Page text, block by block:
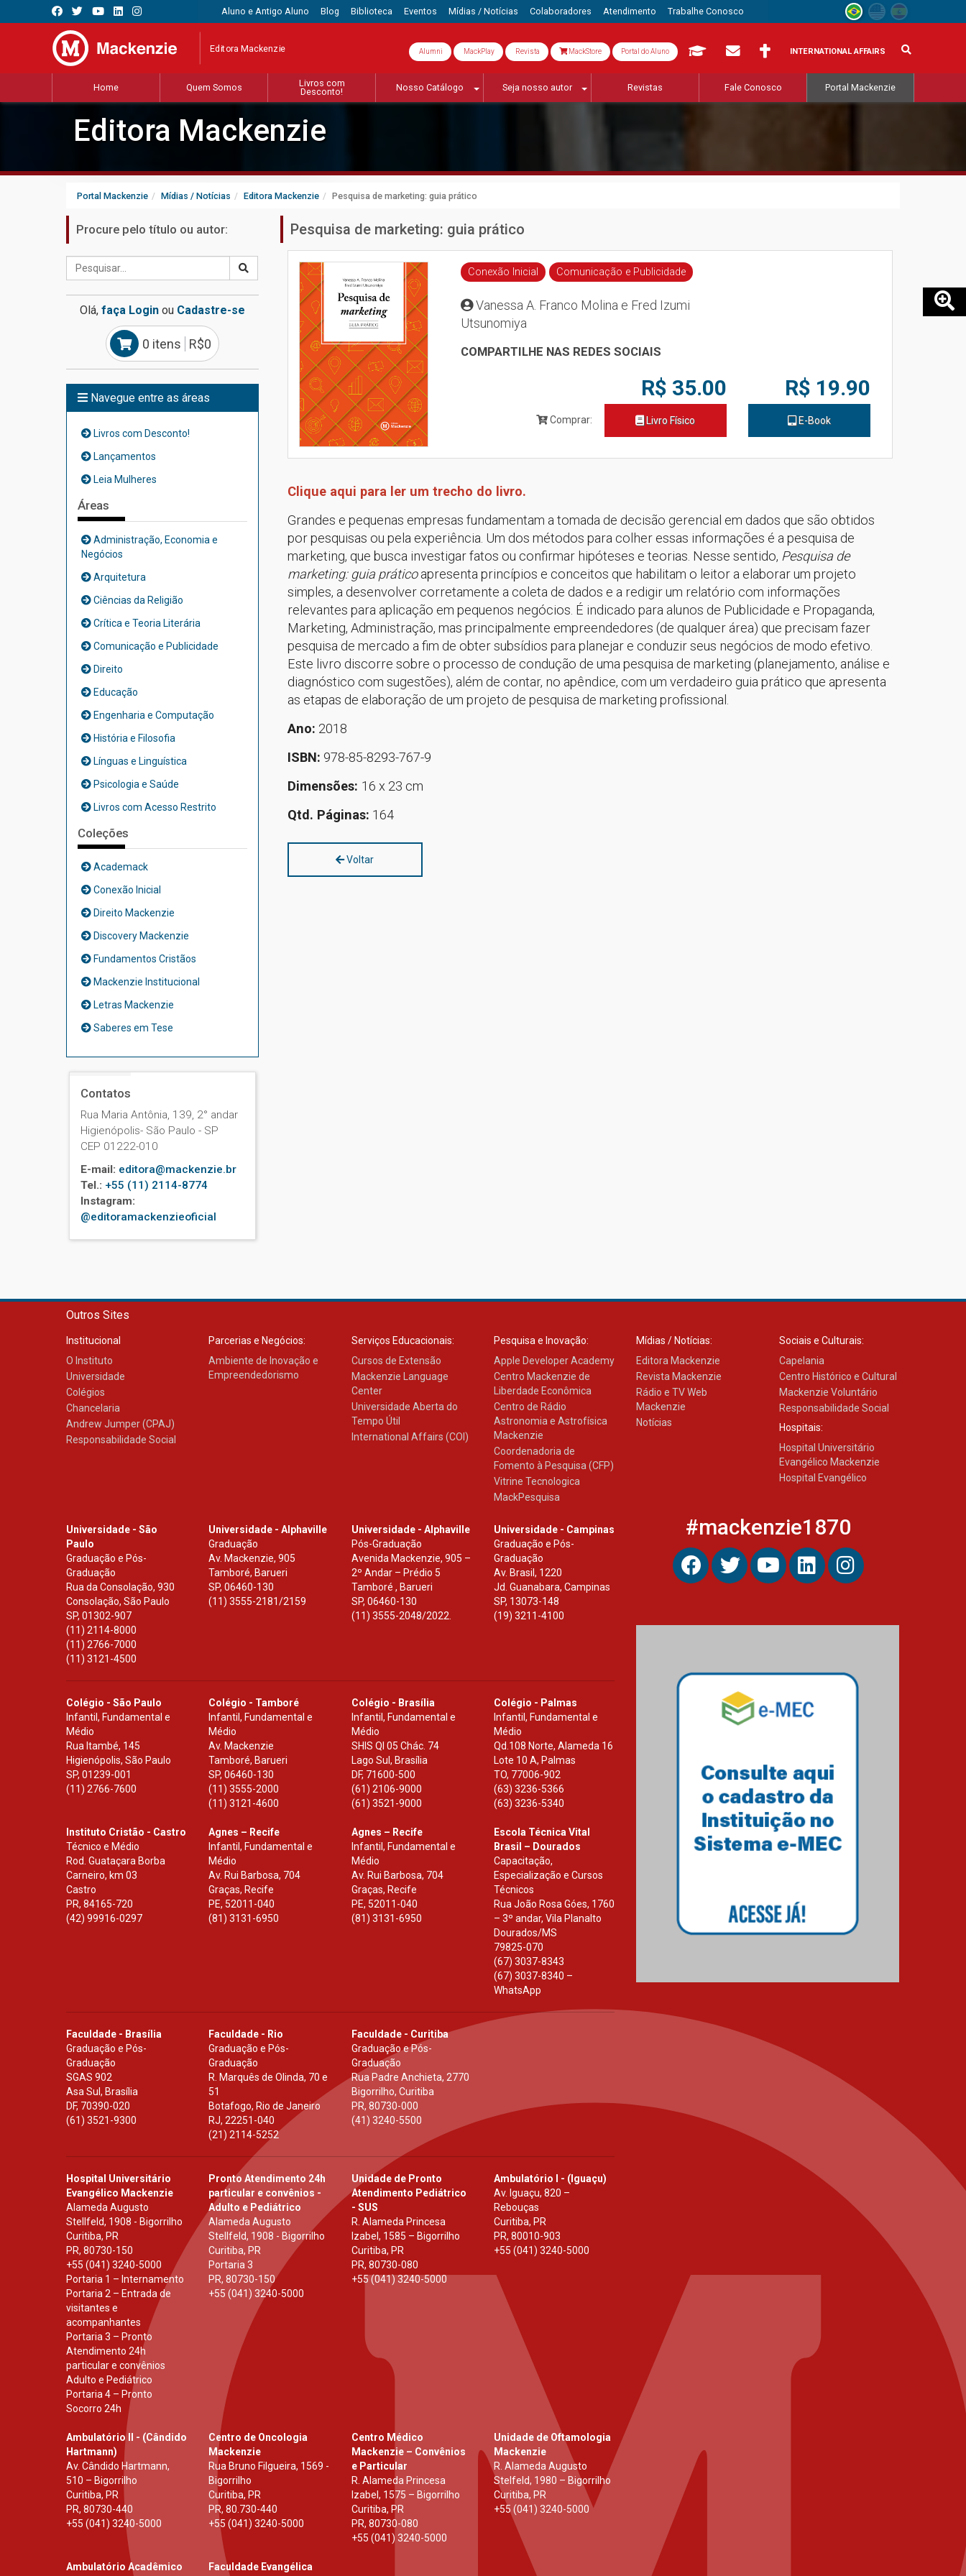
Aluno e Antigo Aluno Blog Biblioteca Eventos Mídias / Notícias Colaboradores Atendimento Trabalhe Conosco
Editora Mackenzie Alumni MackPlay Revista MackStore Portal do Aluno INTERNATIONAL AFFAIRS
Home Quem Somos
Livros com
Desconto!
Nosso Catálogo Seja nosso autor Revistas Fale Conosco Portal Mackenzie
Editora Mackenzie
Portal Mackenzie Mídias / Notícias Editora Mackenzie Pesquisa de marketing: guia prático
Procure pelo título ou autor:
Olá, faça Loginou Cadastre-se
0 itens R$0
Navegue entre as áreas
Livros com Desconto!
Lançamentos
Leia Mulheres
Áreas
Administração, Economia e
Negócios
Arquitetura
Ciências da Religião
Crítica e Teoria Literária
Comunicação e Publicidade
Direito
Educação
Engenharia e Computação
História e Filosofia
Línguas e Linguística
Psicologia e Saúde
Livros com Acesso Restrito
Coleções
Academack
Conexão Inicial
Direito Mackenzie
Discovery Mackenzie
Fundamentos Cristãos
Mackenzie Institucional
Letras Mackenzie
Saberes em Tese
Contatos
Rua Maria Antônia, 139, 2° andar
Higienópolis- São Paulo - SP
CEP 01222-010
E-mail: editora@mackenzie.br
Tel.: +55 (11) 2114-8774
Instagram:
@editoramackenzieoficial
Pesquisa de marketing: guia prático
Conexão Inicial Comunicação e Publicidade
Vanessa A. Franco Molina e Fred Izumi
Utsunomiya
COMPARTILHE NAS REDES SOCIAIS
Comprar:
R$ 35.00
Livro Físico
R$ 19.90
E-Book
Clique aqui para ler um trecho do livro.
Grandes e pequenas empresas fundamentam a tomada de decisão gerencial em dados que são obtidos
por pesquisas ou pela experiência. Um dos métodos para colher essas informações é a pesquisa de
marketing, que busca investigar fatos ou confirmar hipóteses e teorias. Nesse sentido, Pesquisa de
marketing: guia práticoapresenta princípios e conceitos que habilitam o leitor a elaborar um projeto
simples, a desenvolver corretamente a coleta de dados e a redigir um relatório com informações
relevantes para aplicação em pequenos negócios. É indicado para alunos de Publicidade e Propaganda,
Marketing, Administração, mas principalmente empreendedores (de qualquer área) que precisam fazer
pesquisa de mercado a fim de obter subsídios para planejar e conduzir seus negócios de modo efetivo.
Este livro discorre sobre o processo de condução de uma pesquisa de marketing (planejamento, análise e
diagnóstico com sugestões), além de contar, no apêndice, com um verdadeiro guia prático que apresenta
as etapas de elaboração de um projeto de pesquisa de marketing profissional.
Ano: 2018
ISBN: 978-85-8293-767-9
Dimensões: 16 x 23 cm
Qtd. Páginas: 164
Voltar
Outros Sites
Institucional
O Instituto
Universidade
Colégios
Chancelaria
Andrew Jumper (CPAJ)
Responsabilidade Social
Parcerias e Negócios:
Ambiente de Inovação e
Empreendedorismo
Serviços Educacionais:
Cursos de Extensão
Mackenzie Language
Center
Universidade Aberta do
Tempo Útil
International Affairs (COI)
Pesquisa e Inovação:
Apple Developer Academy
Centro Mackenzie de
Liberdade Econômica
Centro de Rádio
Astronomia e Astrofísica
Mackenzie
Coordenadoria de
Fomento à Pesquisa (CFP)
Vitrine Tecnologica
MackPesquisa
Mídias / Notícias:
Editora Mackenzie
Revista Mackenzie
Rádio e TV Web
Mackenzie
Notícias
Sociais e Culturais:
Capelania
Centro Histórico e Cultural
Mackenzie Voluntário
Responsabilidade Social
Hospitais:
Hospital Universitário
Evangélico Mackenzie
Hospital Evangélico
Universidade - São
Paulo
Graduação e Pós-
Graduação
Rua da Consolação, 930
Consolação, São Paulo
SP, 01302-907
(11) 2114-8000
(11) 2766-7000
(11) 3121-4500
Universidade - Alphaville
Graduação
Av. Mackenzie, 905
Tamboré, Barueri
SP,06460-130
(11) 3555-2181/2159
Universidade - Alphaville
Pós-Graduação
Avenida Mackenzie, 905 –
2º Andar – Prédio 5
Tamboré , Barueri
SP, 06460-130
(11) 3555-2048/2022.
Universidade - Campinas
Graduação e Pós-
Graduação
Av. Brasil, 1220
Jd. Guanabara, Campinas
SP, 13073-148
(19) 3211-4100
Colégio - São Paulo
Infantil, Fundamental e
Médio
Rua Itambé, 145
Higienópolis, São Paulo
SP, 01239-001
(11) 2766-7600
Colégio - Tamboré
Infantil, Fundamental e
Médio
Av. Mackenzie
Tamboré, Barueri
SP,06460-130
(11) 3555-2000
(11) 3121-4600
Colégio - Brasília
Infantil, Fundamental e
Médio
SHIS Ql 05 Chác. 74
Lago Sul, Brasília
DF, 71600-500
(61) 2106-9000
(61) 3521-9000
Colégio - Palmas
Infantil, Fundamental e
Médio
Qd.108 Norte, Alameda 16
Lote 10 A, Palmas
TO, 77006-902
(63) 3236-5366
(63) 3236-5340
Instituto Cristão - Castro
Técnico e Médio
Rod. Guataçara Borba
Carneiro, km 03
Castro
PR, 84165-720
(42) 99916-0297
Agnes – Recife
Infantil, Fundamental e
Médio
Av. Rui Barbosa, 704
Graças, Recife
PE, 52011-040
(81) 3131-6950
Agnes – Recife
Infantil, Fundamental e
Médio
Av. Rui Barbosa, 704
Graças, Recife
PE, 52011-040
(81) 3131-6950
Escola Técnica Vital
Brasil – Dourados
Capacitação,
Especialização e Cursos
Técnicos
Rua João Rosa Góes, 1760
– 3º andar, Vila Planalto
Dourados/MS
79825-070
(67) 3037-8343
(67) 3037-8340 –
WhatsApp
Faculdade - Brasília
Graduação e Pós-
Graduação
SGAS 902
Asa Sul, Brasília
DF, 70390-020
(61) 3521-9300
Faculdade - Rio
Graduação e Pós-
Graduação
R. Marquês de Olinda, 70 e
51
Botafogo, Rio de Janeiro
RJ,22251-040
(21) 2114-5252
Faculdade - Curitiba
Graduação e Pós-
Graduação
Rua Padre Anchieta, 2770
Bigorrilho, Curitiba
PR, 80730-000
(41) 3240-5500
Hospital Universitário
Evangélico Mackenzie
Alameda Augusto
Stellfeld, 1908 - Bigorrilho
Curitiba, PR
PR, 80730-150
+55 (041) 3240-5000
Portaria 1 – Internamento
Portaria 2 – Entrada de
visitantes e
acompanhantes
Portaria 3 – Pronto
Atendimento 24h
particular e convênios
Adulto e Pediátrico
Portaria 4 – Pronto
Socorro 24h
Pronto Atendimento 24h
particular e convênios -
Adulto e Pediátrico
Alameda Augusto
Stellfeld, 1908 - Bigorrilho
Curitiba, PR
Portaria 3
PR,80730-150
+55 (041) 3240-5000
Unidade de Pronto
Atendimento Pediátrico
- SUS
R. Alameda Princesa
Izabel, 1585 – Bigorrilho
Curitiba, PR
PR, 80730-080
+55 (041) 3240-5000
Ambulatório I - (Iguaçu)
Av. Iguaçu, 820 –
Rebouças
Curitiba, PR
PR, 80010-903
+55 (041) 3240-5000
Ambulatório II - (Cândido
Hartmann)
Av. Cândido Hartmann,
510 – Bigorrilho
Curitiba, PR
PR, 80730-440
+55 (041) 3240-5000
Centro de Oncologia
Mackenzie
Rua Bruno Filgueira, 1569 -
Bigorrilho
Curitiba, PR
PR,80.730-440
+55 (041) 3240-5000
Centro Médico
Mackenzie – Convênios
e Particular
R. Alameda Princesa
Izabel, 1575 – Bigorrilho
Curitiba, PR
PR, 80730-080
+55 (041) 3240-5000
Unidade de Oftamologia
Mackenzie
R. Alameda Augusto
Stelfeld, 1980 – Bigorrilho
Curitiba, PR
+55 (041) 3240-5000
Ambulatório Acadêmico
Faculdade Evangélica
#mackenzie1870